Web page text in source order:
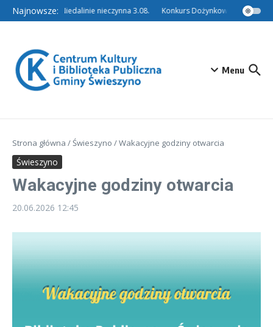
Przejdź do treści
Najnowsze:Filia w Niedalinie nieczynna 3.08. Konkurs Dożynkowy –
Menu
Strona główna /Świeszyno /Wakacyjne godziny otwarcia
Świeszyno
Wakacyjne godziny otwarcia
20.06.2026 12:45